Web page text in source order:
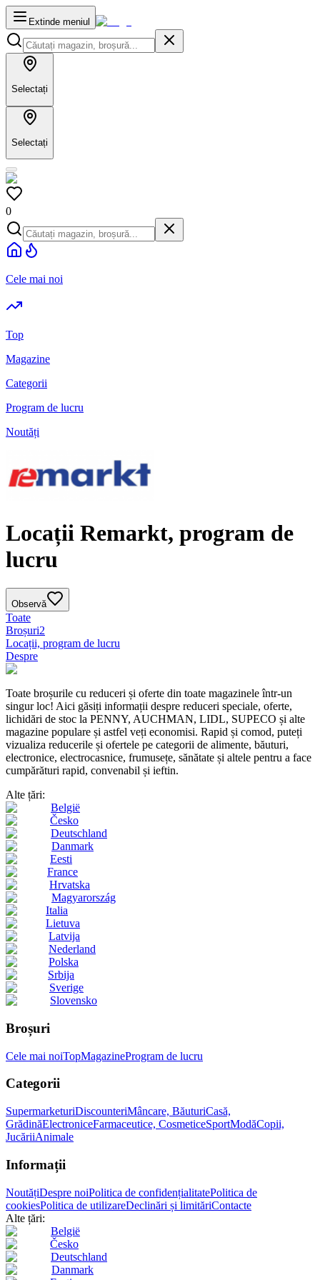
Extinde meniul
Selectați
Selectați
0
Cele mai noi
Top
Magazine
Categorii
Program de lucru
Noutăți
Locații Remarkt, program de
lucru
Observă
Toate
Broșuri2
Locații, program de lucru
Despre
Toate broșurile cu reduceri și oferte din toate magazinele într-un
singur loc! Aici găsiți informații despre reduceri speciale, oferte,
lichidări de stoc la PENNY, AUCHMAN, LIDL, SUPECO și alte
magazine populare și astfel veți economisi. Rapid și comod, puteți
vizualiza reducerile și ofertele pe categorii de alimente, băuturi,
electronice, electrocasnice, frumusețe, sănătate și altele pentru a face
cumpărături rapid, convenabil și ieftin.
Alte țări:
België
Česko
Deutschland
Danmark
Eesti
France
Hrvatska
Magyarország
Italia
Lietuva
Latvija
Nederland
Polska
Srbija
Sverige
Slovensko
Broșuri
Cele mai noiTopMagazineProgram de lucru
Categorii
SupermarketuriDiscounteriMâncare, BăuturiCasă,
GrădinăElectroniceFarmaceutice, CosmeticeSportModăCopii,
JucăriiAnimale
Informații
NoutățiDespre noiPolitica de confidențialitatePolitica de
cookiesPolitica de utilizareDeclinări și limităriContacte
Alte țări:
België
Česko
Deutschland
Danmark